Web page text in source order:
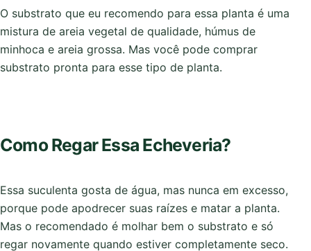
O substrato que eu recomendo para essa planta é uma
mistura de areia vegetal de qualidade, húmus de
minhoca e areia grossa. Mas você pode comprar
substrato pronta para esse tipo de planta.
Como Regar Essa Echeveria?
Essa suculenta gosta de água, mas nunca em excesso,
porque pode apodrecer suas raízes e matar a planta.
Mas o recomendado é molhar bem o substrato e só
regar novamente quando estiver completamente seco.